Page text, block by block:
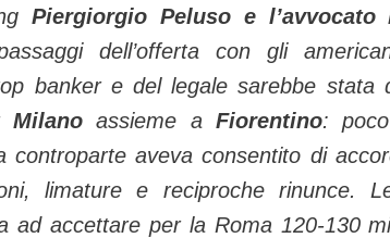
Piergiorgio Peluso e l’avvocato
dell’offerta con gli
banker e del legale sarebbe
Milano assieme a Fiorentino:
controparte aveva consentito di
limature e reciproche rinunce.
ad accettare per la Roma 120-130